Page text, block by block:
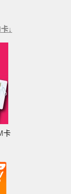
↓
卡